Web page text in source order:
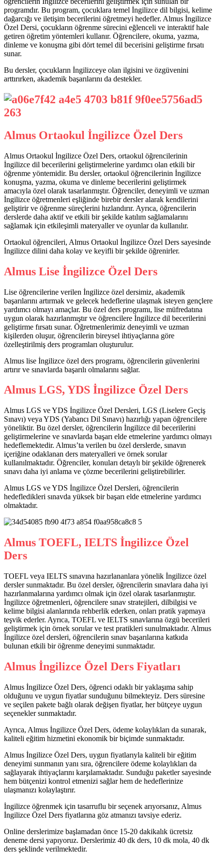
programdır. Bu program, çocuklara temel İngilizce dil bilgisi, kelime
dağarcığı ve iletişim becerilerini öğretmeyi hedefler. Almus İngilizce
Özel Dersi, çocukların öğrenme sürecini eğlenceli ve interaktif hale
getiren öğretim yöntemleri kullanır. Öğrencilere, okuma, yazma,
dinleme ve konuşma gibi dört temel dil becerisini geliştirme fırsatı
sunar.
Bu dersler, çocukların İngilizceye olan ilgisini ve özgüvenini
arttırırken, akademik başarılarını da destekler.
Almus Ortaokul İngilizce Özel Ders
Almus Ortaokul İngilizce Özel Ders, ortaokul öğrencilerinin
İngilizce dil becerilerini geliştirmelerine yardımcı olan etkili bir
öğrenme yöntemidir. Bu dersler, ortaokul öğrencilerinin İngilizce
konuşma, yazma, okuma ve dinleme becerilerini geliştirmek
amacıyla özel olarak tasarlanmıştır. Öğrenciler, deneyimli ve uzman
İngilizce öğretmenleri eşliğinde birebir dersler alarak kendilerini
geliştirir ve öğrenme süreçlerini hızlandırır. Ayrıca, öğrencilerin
derslerde daha aktif ve etkili bir şekilde katılım sağlamalarını
sağlamak için etkileşimli materyaller ve oyunlar da kullanılır.
Ortaokul öğrencileri, Almus Ortaokul İngilizce Özel Ders sayesinde
İngilizce dilini daha kolay ve keyifli bir şekilde öğrenirler.
Almus Lise İngilizce Özel Ders
Lise öğrencilerine verilen İngilizce özel dersimiz, akademik
başarılarını artırmak ve gelecek hedeflerine ulaşmak isteyen gençlere
yardımcı olmayı amaçlar. Bu özel ders programı, lise müfredatına
uygun olarak hazırlanmıştır ve öğrencilere İngilizce dil becerilerini
geliştirme fırsatı sunar. Öğretmenlerimiz deneyimli ve uzman
kişilerden oluşur, öğrencilerin bireysel ihtiyaçlarına göre
özelleştirilmiş ders programları oluşturulur.
Almus lise İngilizce özel ders programı, öğrencilerin güvenlerini
artırır ve sınavlarda başarılı olmalarını sağlar.
Almus LGS, YDS İngilizce Özel Ders
Almus LGS ve YDS İngilizce Özel Dersleri, LGS (Liselere Geçiş
Sınavı) veya YDS (Yabancı Dil Sınavı) hazırlığı yapan öğrencilere
yöneliktir. Bu özel dersler, öğrencilerin İngilizce dil becerilerini
geliştirmelerine ve sınavlarda başarı elde etmelerine yardımcı olmayı
hedeflemektedir. Almus’ta verilen bu özel derslerde, sınavın
içeriğine odaklanan ders materyalleri ve örnek sorular
kullanılmaktadır. Öğrenciler, konuları detaylı bir şekilde öğrenerek
sınavı daha iyi anlama ve çözme becerilerini geliştirebilirler.
Almus LGS ve YDS İngilizce Özel Dersleri, öğrencilerin
hedefledikleri sınavda yüksek bir başarı elde etmelerine yardımcı
olmaktadır.
Almus TOEFL, IELTS İngilizce Özel
Ders
TOEFL veya IELTS sınavına hazırlananlara yönelik İngilizce özel
dersler sunmaktadır. Bu özel dersler, öğrencilerin sınavlara daha iyi
hazırlanmalarına yardımcı olmak için özel olarak tasarlanmıştır.
İngilizce öğretmenleri, öğrencilere sınav stratejileri, dilbilgisi ve
kelime bilgisi alanlarında rehberlik ederken, onları pratik yapmaya
teşvik ederler. Ayrıca, TOEFL ve IELTS sınavlarına özgü becerileri
geliştirmek için örnek sorular ve test pratikleri sunulmaktadır. Almus
İngilizce özel dersleri, öğrencilerin sınav başarılarına katkıda
bulunan etkili bir öğrenme deneyimi sunmaktadır.
Almus İngilizce Özel Ders Fiyatları
Almus İngilizce Özel Ders, öğrenci odaklı bir yaklaşıma sahip
olduğunu ve uygun fiyatlar sunduğunu bilmekteyiz. Ders süresine
ve seçilen pakete bağlı olarak değişen fiyatlar, her bütçeye uygun
seçenekler sunmaktadır.
Ayrıca, Almus İngilizce Özel Ders, ödeme kolaylıkları da sunarak,
kaliteli eğitim hizmetini ekonomik bir biçimde sunmaktadır.
Almus İngilizce Özel Ders, uygun fiyatlarıyla kaliteli bir eğitim
deneyimi sunmanın yanı sıra, öğrencilere ödeme kolaylıkları da
sağlayarak ihtiyaçlarını karşılamaktadır. Sunduğu paketler sayesinde
hem bütçenizi kontrol etmenizi sağlar hem de hedeflerinize
ulaşmanızı kolaylaştırır.
İngilizce öğrenmek için tasarruflu bir seçenek arıyorsanız, Almus
İngilizce Özel Ders fiyatlarına göz atmanızı tavsiye ederiz.
Online derslerimize başlamadan önce 15-20 dakikalık ücretsiz
deneme dersi yapıyoruz. Derslerimiz 40 dk ders, 10 dk mola, 40 dk
ders şeklinde verilmektedir.